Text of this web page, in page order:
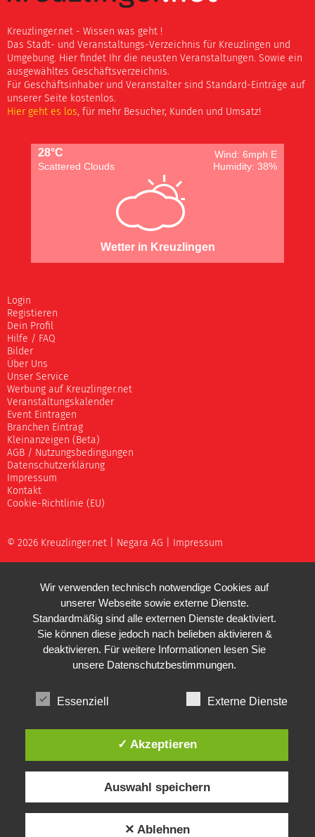
Kreuzlinger.net - Wissen was geht !
Das Stadt- und Veranstaltungs-Verzeichnis für Kreuzlingen und
Umgebung. Hier findet Ihr die neusten Veranstaltungen. Sowie ein
ausgewähltes Geschäftsverzeichnis.
Für Geschäftsinhaber und Veranstalter sind Standard-Einträge auf
unserer Seite kostenlos.
Hier geht es los, für mehr Besucher, Kunden und Umsatz!
28°C
Wind: 6mph E
Scattered Clouds
Humidity: 38%
Wetter in Kreuzlingen
Login
Registieren
Dein Profil
Hilfe / FAQ
Bilder
Über Uns
Unser Service
Werbung auf Kreuzlinger.net
Veranstaltungskalender
Event Eintragen
Branchen Eintrag
Kleinanzeigen (Beta)
AGB / Nutzungsbedingungen
Datenschutzerklärung
Impressum
Kontakt
Cookie-Richtlinie (EU)
© 2026 Kreuzlinger.net | Negara AG Impressum
Wir verwenden technisch notwendige Cookies auf
unserer Webseite sowie externe Dienste.
Standardmäßig sind alle externen Dienste deaktiviert.
Sie können diese jedoch nach belieben aktivieren &
deaktivieren. Für weitere Informationen lesen Sie
unsere Datenschutzbestimmungen.
Essenziell Externe Dienste
✓ Akzeptieren
Auswahl speichern
✕ Ablehnen